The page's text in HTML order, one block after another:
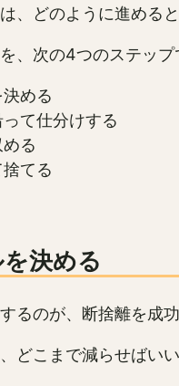
、どのように進める
、次の4つのステップ
める
て仕分けする
る
てる
決める
るのが、断捨離を成
どこまで減らせばい